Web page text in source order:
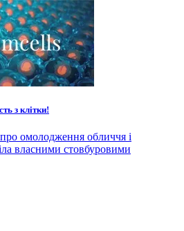
з клітки!
про омолодження обличчя і
власними стовбуровими